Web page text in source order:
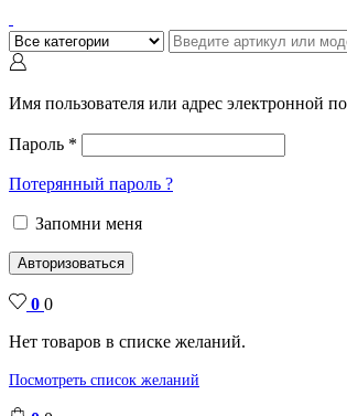
Поиск
ввода
Имя пользователя или адрес электронной
Пароль *
Потерянный пароль ?
Запомни меня
Авторизоваться
0 0
Нет товаров в списке желаний.
Посмотреть список желаний